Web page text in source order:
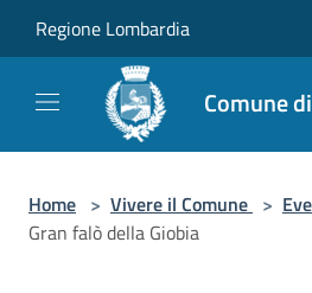
Regione Lombardia
Comune
Home > Vivere il Comune >
Gran falò della Giobia